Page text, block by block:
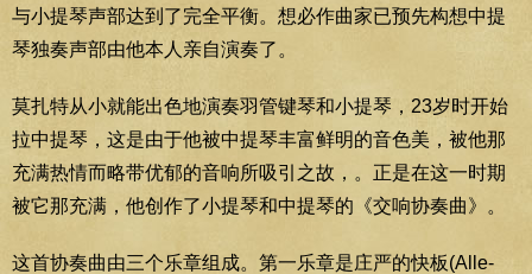
与小提琴声部达到了完全平衡。想必作曲家已预先构想中提
琴独奏声部由他本人亲自演奏了。
莫扎特从小就能出色地演奏羽管键琴和小提琴，23岁时开始
拉中提琴，这是由于他被中提琴丰富鲜明的音色美，被他那
充满热情而略带优郁的音响所吸引之故，。正是在这一时期
被它那充满，他创作了小提琴和中提琴的《交响协奏曲》。
这首协奏曲由三个乐章组成。第一乐章是庄严的快板(Alle-